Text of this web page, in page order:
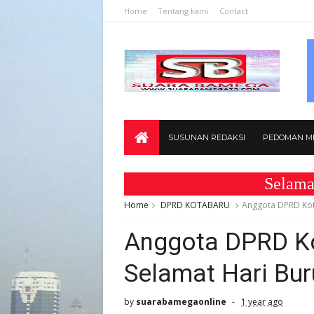
Home Tentang kami Contact
SUSUNAN REDAKSI PEDOMAN
Selamat
Home DPRD KOTABARU Anggota DPRD
Anggota DPRD
Selamat Hari
by suarabamegaonline 1 year ago